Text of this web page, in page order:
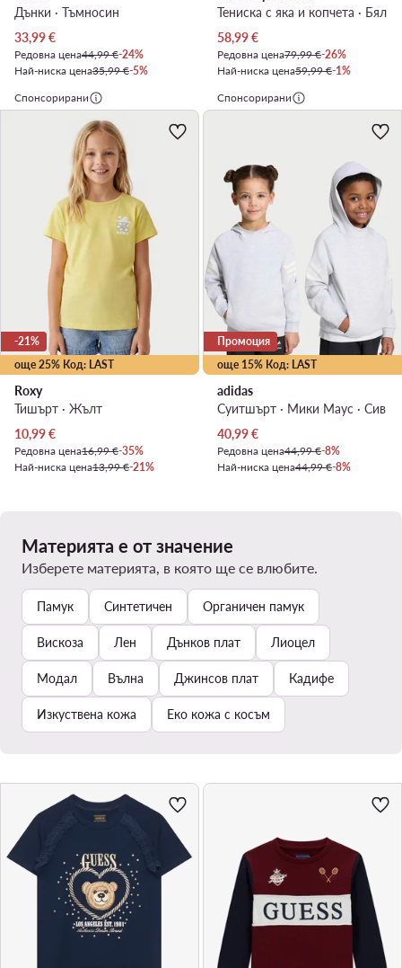
Дънки · Тъмносин
Актуална цена
33,99€
Редовна цена44,99 €-24%
Най-ниска цена35,99 €-5%
Тениска с яка и копчета · Бял
Актуална цена
58,99€
Редовна цена79,99 €-26%
Най-ниска цена59,99 €-1%
Спонсорирани
още 25% Код: LAST
-21%
Roxy
Тишърт · Жълт
Актуална цена
10,99€
Редовна цена16,99 €-35%
Най-ниска цена13,99 €-21%
Спонсорирани
още 15% Код: LAST
Промоция
adidas
Суитшърт · Мики Маус · Сив
Актуална цена
40,99€
Редовна цена44,99 €-8%
Най-ниска цена44,99 €-8%
Материята е от значение
Изберете материята, в която ще се влюбите.
Памук Синтетичен Органичен памук
Вискоза Лен Дънков плат Лиоцел
Модал Вълна Джинсов плат Кадифе
Изкуствена кожа Еко кожа с косъм